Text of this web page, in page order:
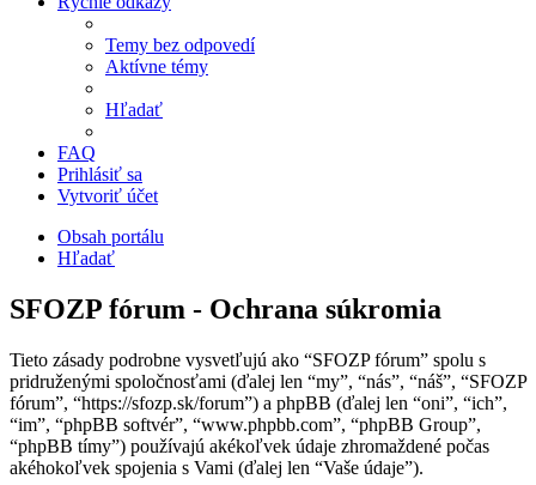
Temy bez odpovedí
Aktívne témy
Hľadať
FAQ
Prihlásiť sa
Vytvoriť účet
Obsah portálu
Hľadať
SFOZP fórum - Ochrana súkromia
Tieto zásady podrobne vysvetľujú ako “SFOZP fórum” spolu s
pridruženými spoločnosťami (ďalej len “my”, “nás”, “náš”, “SFOZP
fórum”, “https://sfozp.sk/forum”) a phpBB (ďalej len “oni”, “ich”,
“im”, “phpBB softvér”, “www.phpbb.com”, “phpBB Group”,
“phpBB tímy”) používajú akékoľvek údaje zhromaždené počas
akéhokoľvek spojenia s Vami (ďalej len “Vaše údaje”).